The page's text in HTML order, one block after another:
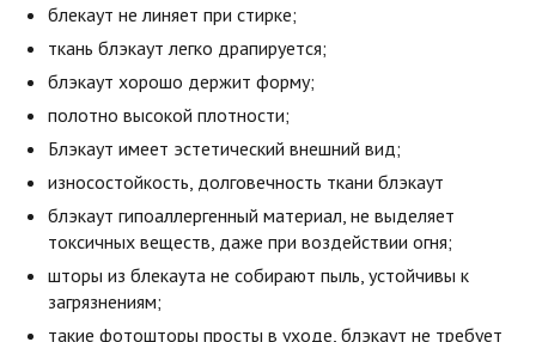
блекаут не линяет при стирке;
ткань блэкаут легко драпируется;
блэкаут хорошо держит форму;
полотно высокой плотности;
Блэкаут имеет эстетический внешний вид;
износостойкость, долговечность ткани блэкаут
блэкаут гипоаллергенный материал, не выделяет
токсичных веществ, даже при воздействии огня;
шторы из блекаута не собирают пыль, устойчивы к
загрязнениям;
такие фотошторы просты в уходе, блэкаут не требует